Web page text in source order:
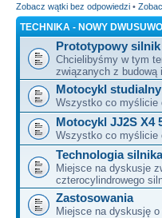
Zobacz wątki bez odpowiedzi •
TECHNIKA - NOWY
Prototypowy
Chcielibyśmy w tym
związanych z budową
Motocykl studialny
Wszystko co myślicie
Motocykl JJ2S X4
Wszystko co myślicie
Technologia
Miejsce na dyskusje
czterocylindrowego
Zastosowania
Miejsce na dyskusję